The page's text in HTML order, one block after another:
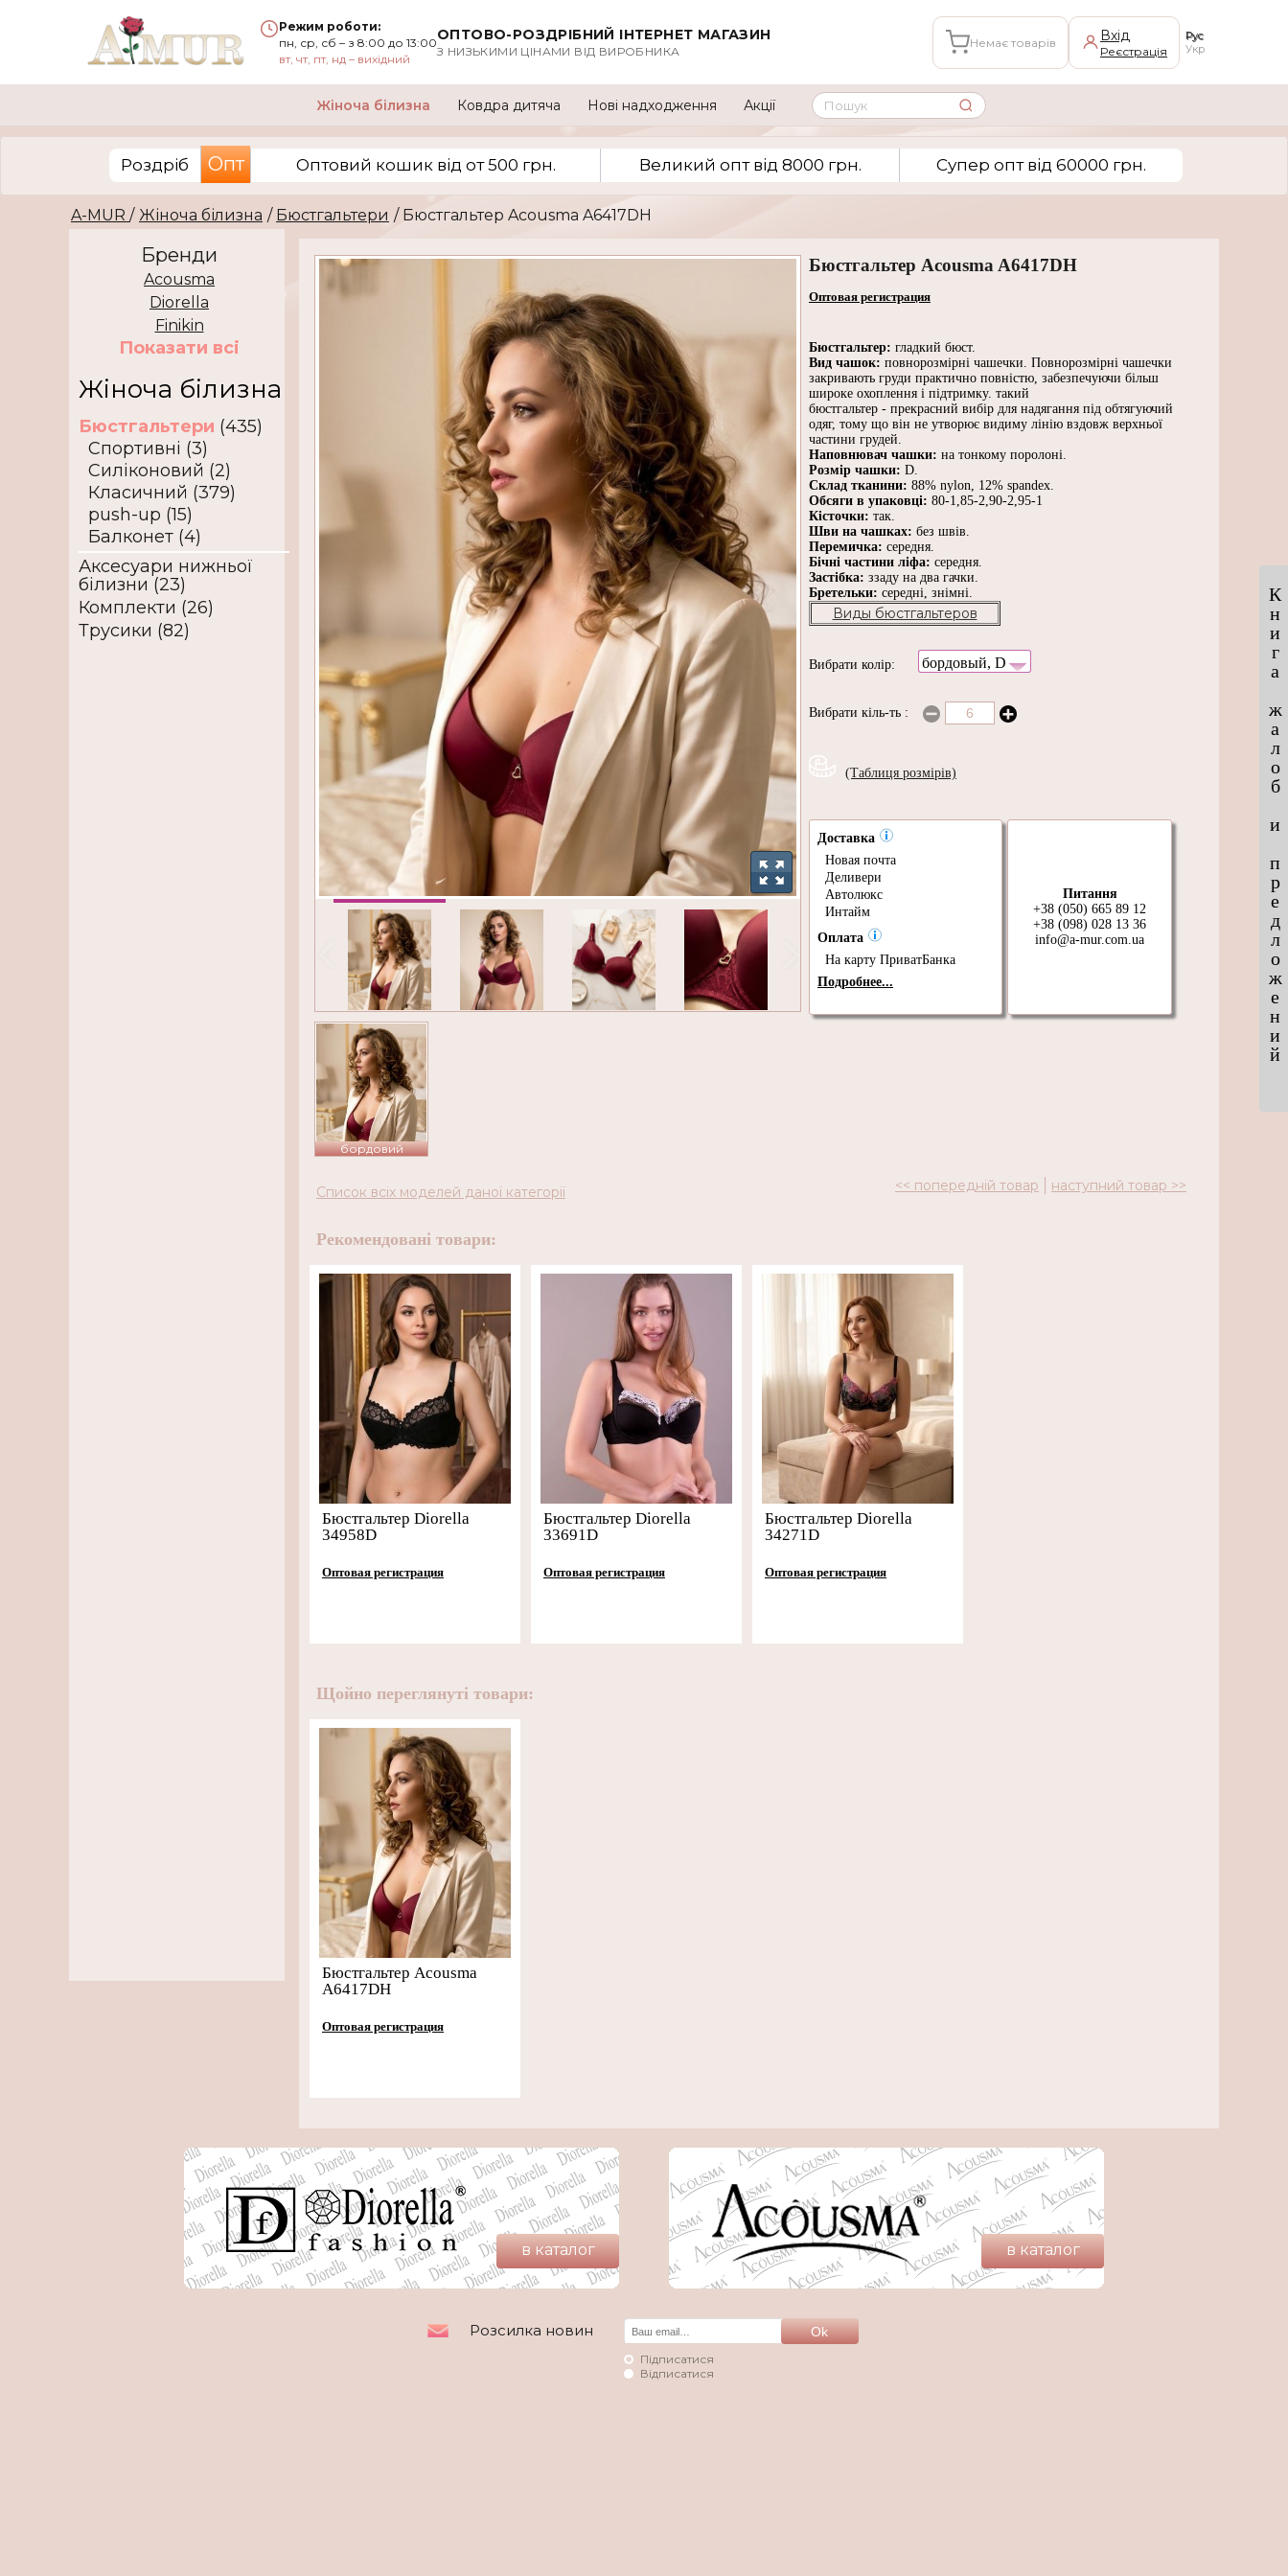
К
н
и
г
а
ж
а
л
о
б
и
п
р
е
д
л
о
ж
е
н
и
й
Режим роботи:
пн, ср, сб – з 8:00 до 13:00
вт, чт, пт, нд – вихідний
ОПТОВО-РОЗДРІБНИЙ ІНТЕРНЕТ МАГАЗИН
З НИЗЬКИМИ ЦІНАМИ ВІД ВИРОБНИКА
Немає товарів Вхід
Реєстрація
Рус
Укр
Жіноча білизна Ковдра дитяча Нові надходження Акції
Роздріб Опт Оптовий кошик вiд от 500 грн. Великий опт вiд 8000 грн. Супер опт вiд 60000 грн.
A-MUR / Жіноча білизна / Бюстгальтери / Бюстгальтер Acousma A6417DH
Бренди
Acousma
Diorella
Finikin
Показати всi
Жіноча білизна
Бюстгальтери (435)
Спортивні (3)
Силіконовий (2)
Класичний (379)
push-up (15)
Балконет (4)
Аксесуари нижньої
білизни (23)
Комплекти (26)
Трусики (82)
бордовий
Бюстгальтер Acousma A6417DH
Оптовая регистрация
Бюстгальтер: гладкий бюст.
Вид чашок: повнорозмірні чашечки. Повнорозмірні чашечки
закривають груди практично повністю, забезпечуючи більш
широке охоплення і підтримку. такий
бюстгальтер - прекрасний вибір для надягання під обтягуючий
одяг, тому що він не утворює видиму лінію вздовж верхньої
частини грудей.
Наповнювач чашки: на тонкому поролоні.
Розмір чашки: D.
Склад тканини: 88% nylon, 12% spandex.
Обсяги в упаковці: 80-1,85-2,90-2,95-1
Кісточки: так.
Шви на чашках: без швів.
Перемичка: середня.
Бічні частини ліфа: середня.
Застібка: ззаду на два гачки.
Бретельки: середні, знімні.
Виды бюстгальтеров
Вибрати колір: бордовый, D
Вибрати кіль-ть :
(Таблиця розмірів)
Доставка
Новая почта
Деливери
Автолюкс
Интайм
Оплата
На карту ПриватБанка
Подробнее...
Питання
+38 (050) 665 89 12
+38 (098) 028 13 36
info@a-mur.com.ua
Список всіх моделей даної категорії << попередній товар наступний товар >>
Рекомендовані товари:
Бюстгальтер Diorella
34958D
Оптовая регистрация
Бюстгальтер Diorella
33691D
Оптовая регистрация
Бюстгальтер Diorella
34271D
Оптовая регистрация
Щойно переглянуті товари:
Бюстгальтер Acousma
A6417DH
Оптовая регистрация
в каталог в каталог
Розсилка новин
Підписатися
Відписатися